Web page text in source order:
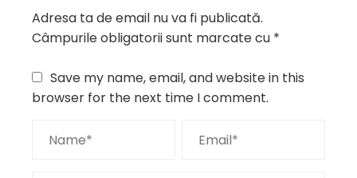
Adresa ta de email nu va fi publicată.
Câmpurile obligatorii sunt marcate cu *
Save my name, email, and website in this
browser for the next time I comment.